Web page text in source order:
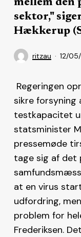
mellem den
sektor,"
Hækkerup
ritzau 12/
Regeringen
sikre
testkapacitet
statsminister
pressemøde
tage sig af det
at en virus
udfordring,
problem for
Frederiksen.